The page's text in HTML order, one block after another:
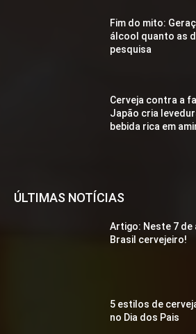
Fim do mito:
álcool quanto as
pesquisa
Cerveja contra a
Japão cria
bebida rica em
ÚLTIMAS NOTÍCIAS
Artigo: Neste 7 de
Brasil cervejeiro!
5 estilos de
no Dia dos Pais